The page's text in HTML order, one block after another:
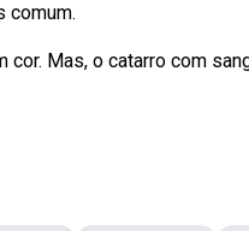
comum.
cor. Mas, o catarro com